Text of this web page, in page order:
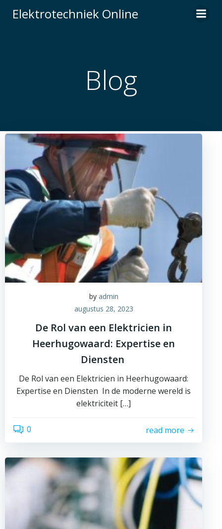
de
Elektrotechniek Online
Blog
by admin
augustus 28, 2023
De Rol van een Elektricien in
Heerhugowaard: Expertise en
Diensten
De Rol van een Elektricien in Heerhugowaard:
Expertise en Diensten In de moderne wereld is
elektriciteit […]
0 read more